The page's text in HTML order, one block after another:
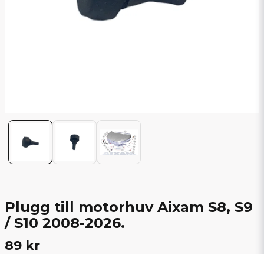
Plugg till motorhuv Aixam S8, S9
/ S10 2008-2026.
89 kr